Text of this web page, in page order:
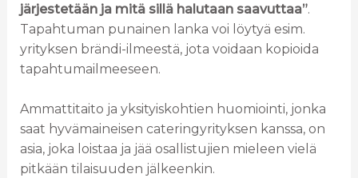
järjestetään ja mitä sillä halutaan saavuttaa”.
Tapahtuman punainen lanka voi löytyä esim.
yrityksen brändi-ilmeestä, jota voidaan kopioida
tapahtumailmeeseen.
Ammattitaito ja yksityiskohtien huomiointi, jonka
saat hyvämaineisen cateringyrityksen kanssa, on
asia, joka loistaa ja jää osallistujien mieleen vielä
pitkään tilaisuuden jälkeenkin.